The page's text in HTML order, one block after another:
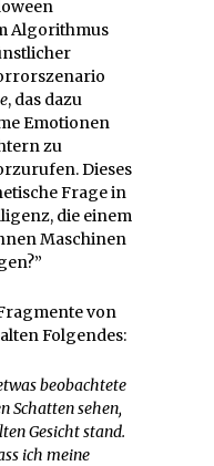
Algorithmus
, das dazu
Emotionen
zu
Dieses
Frage in
die einem
Maschinen
von
Folgendes:
beobachtete
Schatten sehen,
Gesicht stand.
ich meine